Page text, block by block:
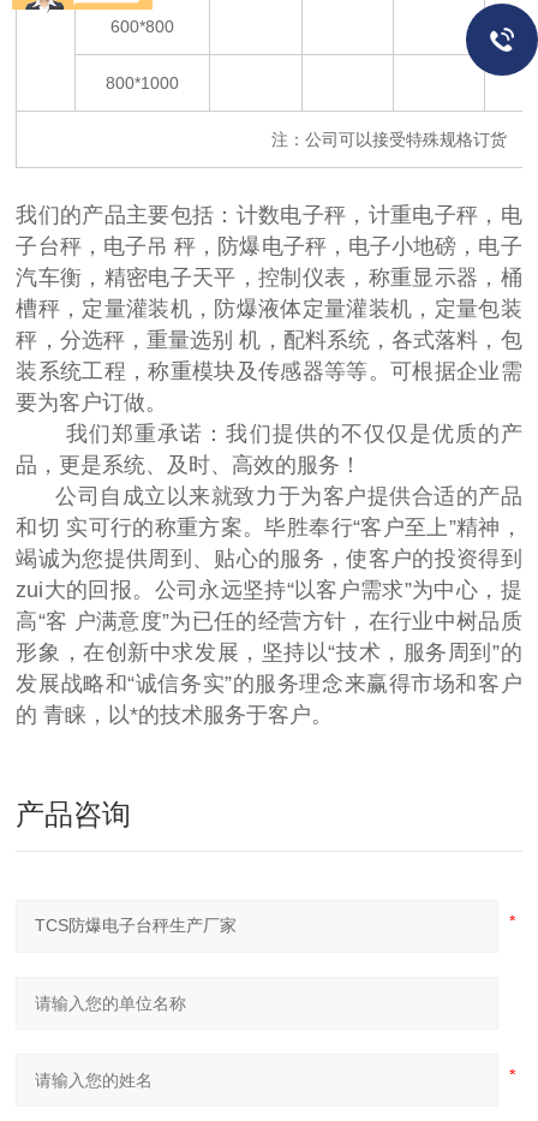
600*800
▲
800*1000
注：公司可以接受特殊规格订货
我们的产品主要包括：计数电子秤，计重电子秤，电
子台秤，电子吊 秤，防爆电子秤，电子小地磅，电子
汽车衡，精密电子天平，控制仪表，称重显示器，桶
槽秤，定量灌装机，防爆液体定量灌装机，定量包装
秤，分选秤，重量选别 机，配料系统，各式落料，包
装系统工程，称重模块及传感器等等。可根据企业需
要为客户订做。
我们郑重承诺：我们提供的不仅仅是优质的产
品，更是系统、及时、高效的服务！
公司自成立以来就致力于为客户提供合适的产品
和切 实可行的称重方案。毕胜奉行“客户至上”精神，
竭诚为您提供周到、贴心的服务，使客户的投资得到
zui大的回报。公司永远坚持“以客户需求”为中心，提
高“客 户满意度”为已任的经营方针，在行业中树品质
形象，在创新中求发展，坚持以“技术，服务周到”的
发展战略和“诚信务实”的服务理念来赢得市场和客户
的 青睐，以*的技术服务于客户。
产品咨询